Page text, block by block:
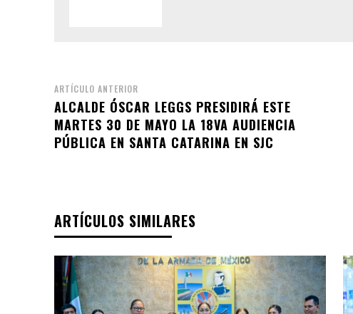
ARTÍCULO ANTERIOR
ALCALDE ÓSCAR LEGGS PRESIDIRÁ ESTE
MARTES 30 DE MAYO LA 18VA AUDIENCIA
PÚBLICA EN SANTA CATARINA EN SJC
ARTÍCULOS SIMILARES